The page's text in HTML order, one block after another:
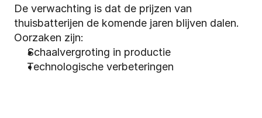
De verwachting is dat de prijzen van
thuisbatterijen de komende jaren blijven dalen.
Oorzaken zijn:
Schaalvergroting in productie
Technologische verbeteringen